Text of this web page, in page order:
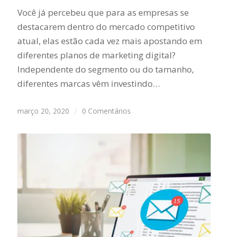
Você já percebeu que para as empresas se
destacarem dentro do mercado competitivo
atual, elas estão cada vez mais apostando em
diferentes planos de marketing digital?
Independente do segmento ou do tamanho,
diferentes marcas vêm investindo…
março 20, 2020 / 0 Comentários